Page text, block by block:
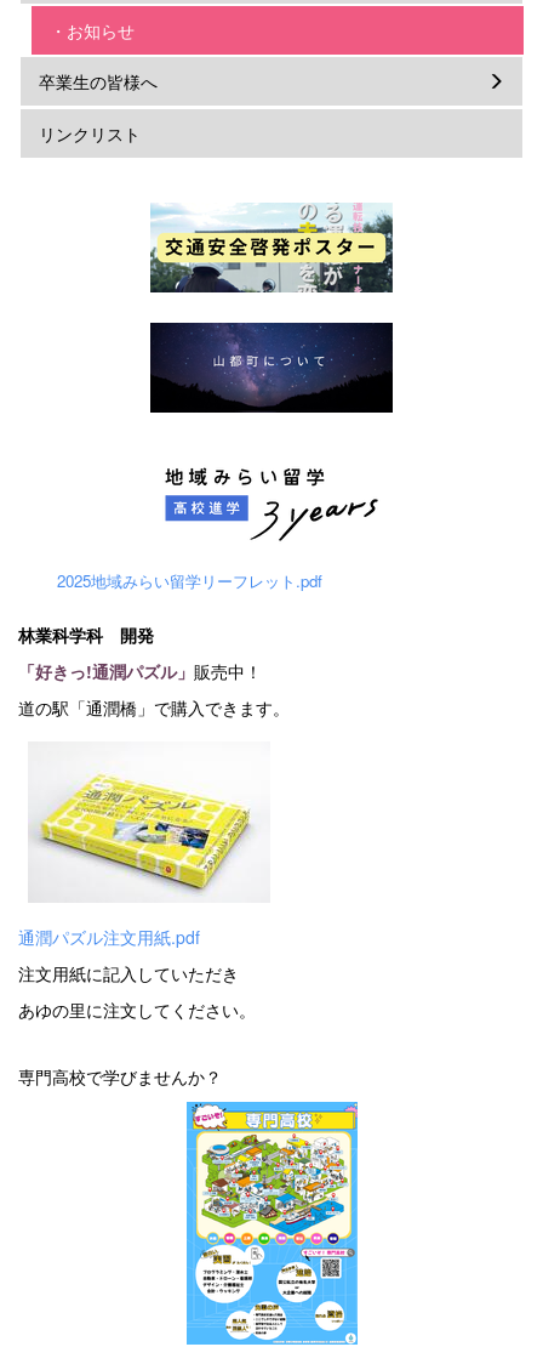
・お知らせ
卒業生の皆様へ
リンクリスト
2025地域みらい留学リーフレット.pdf
林業科学科 開発
「好きっ!通潤パズル」 販売中！
道の駅「通潤橋」で購入できます。
通潤パズル注文用紙.pdf
注文用紙に記入していただき
あゆの里に注文してください。
専門高校で学びませんか？